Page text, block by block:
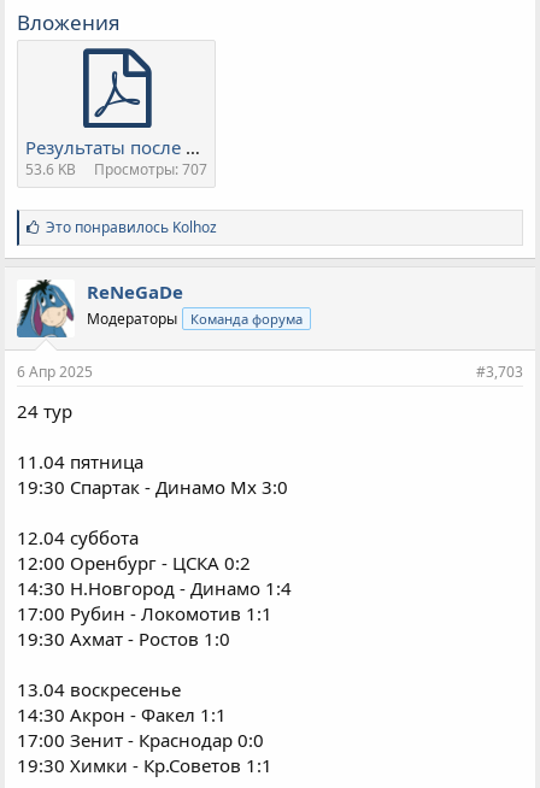
Вложения
Результаты после 23 тура.pdf
53.6 KB Просмотры: 707
С
и
м
п
а
т
и
:
Это понравилось Kolhoz
ReNeGaDe
Модераторы Команда форума
6 Апр 2025 #3,703
24 тур
11.04 пятница
19:30 Спартак - Динамо Мх 3:0
12.04 суббота
12:00 Оренбург - ЦСКА 0:2
14:30 Н.Новгород - Динамо 1:4
17:00 Рубин - Локомотив 1:1
19:30 Ахмат - Ростов 1:0
13.04 воскресенье
14:30 Акрон - Факел 1:1
17:00 Зенит - Краснодар 0:0
19:30 Химки - Кр.Советов 1:1